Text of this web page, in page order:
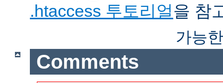
.htaccess 투토리얼을 참
가능
Comments